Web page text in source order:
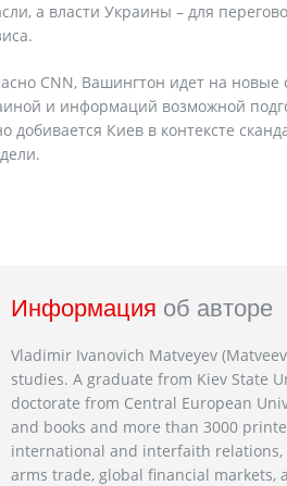
а власти Украины – для
CNN, Вашингтон идет на
и информаций возможной
добивается Киев в контексте
Информация об авторе
Vladimir Ivanovich Matveyev
studies. A graduate from Kiev State
doctorate from Central European
and books and more than 3000
international and interfaith relations,
arms trade, global financial markets,